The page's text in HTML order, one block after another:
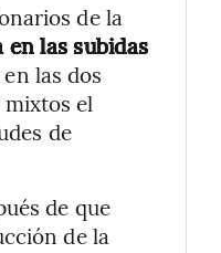
de la
las subidas
las dos
el
de
de que
de la